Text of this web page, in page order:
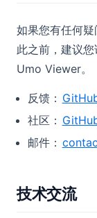
如果您有任何
此之前，建议
Umo Viewer。
反馈：
社区：
邮件：
技术交流